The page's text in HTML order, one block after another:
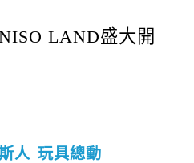
LAND盛大開
人 玩具總動